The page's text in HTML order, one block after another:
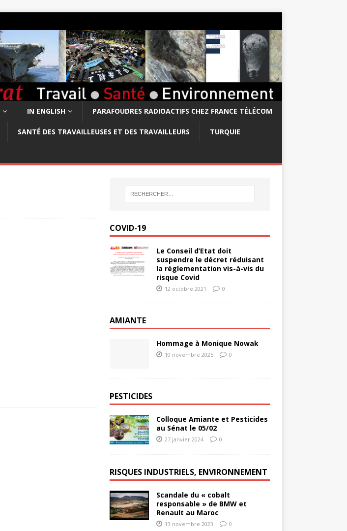
IN ENGLISH PARAFOUDRES RADIOACTIFS CHEZ FRANCE TÉLÉCOM
SANTÉ DES TRAVAILLEUSES ET DES TRAVAILLEURS TURQUIE
COVID-19
Le Conseil d’Etat doit
suspendre le décret réduisant
la réglementation vis-à-vis du
risque Covid
12 octobre 2021 0
AMIANTE
Hommage à Monique Nowak
10 novembre 2025 0
PESTICIDES
Colloque Amiante et Pesticides
au Sénat le 05/02
27 janvier 2024 0
RISQUES INDUSTRIELS, ENVIRONNEMENT
Scandale du « cobalt
responsable » de BMW et
Renault au Maroc
13 novembre 2023 0